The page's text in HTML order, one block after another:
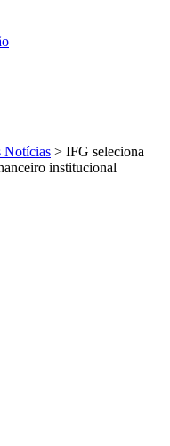
Notícias > IFG seleciona
institucional